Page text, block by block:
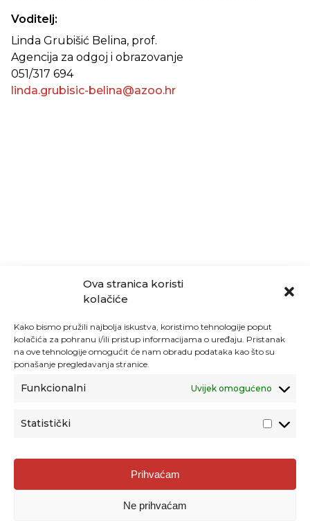
Ova stranica koristi
kolačiće
Kako bismo pružili najbolja iskustva, koristimo tehnologije poput
kolačića za pohranu i/ili pristup informacijama o uređaju. Pristanak
na ove tehnologije omogućit će nam obradu podataka kao što su
ponašanje pregledavanja stranice.
Funkcionalni Uvijek omogućeno
Statistički
Prihvaćam
Ne prihvaćam
Voditelj:
Linda Grubišić Belina, prof.
Agencija za odgoj i obrazovanje
051/317 694
linda.grubisic-belina@azoo.hr
Agencija za odgoj i obrazovanje
Donje Svetice 38, 10000 Zagreb
1778129